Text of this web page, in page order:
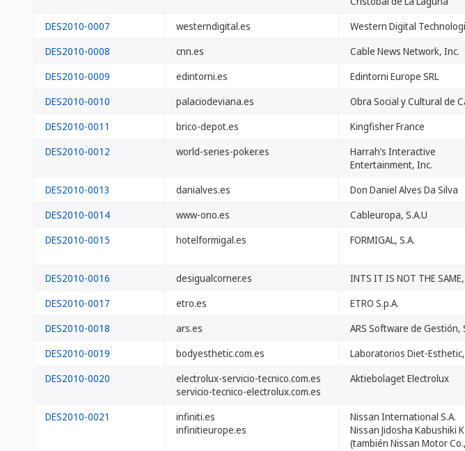
DES2010-0007 westerndigital.es Western Digital
DES2010-0008
cnn.es Cable News Network, Inc.
DES2010-0009
edintorni.es Edintorni Europe SRL
DES2010-0010
palaciodeviana.es Obra Social y Cultural de
DES2010-0011
brico-depot.es Kingfisher France
DES2010-0012
world-series-poker.es
Harrah’s Interactive
Entertainment, Inc.
DES2010-0013 danialves.es Don Daniel Alves Da Silva
DES2010-0014
www-ono.es Cableuropa, S.A.U
DES2010-0015
hotelformigal.es FORMIGAL, S.A.
DES2010-0016 desigualcorner.es INTS IT IS NOT THE
DES2010-0017
etro.es ETRO S.p.A.
DES2010-0018
ars.es ARS Software de Gestión,
DES2010-0019
bodyesthetic.com.es Laboratorios Diet-Esthetic,
DES2010-0020
electrolux-servicio-tecnico.com.es
servicio-tecnico-electrolux.com.es
Aktiebolaget Electrolux
DES2010-0021
infiniti.es
infinitieurope.es
Nissan International S.A.
Nissan Jidosha Kabushiki
(también Nissan Motor